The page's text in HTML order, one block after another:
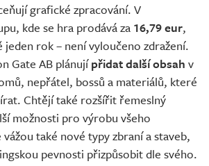
grafické zpracování. V
kde se hra prodává za 16,79 eur,
jeden rok – není vyloučeno zdražení.
Gate AB plánujípřidat další obsah v
nepřátel, bossů a materiálů, které
Chtějí také rozšířit řemeslný
možnosti pro výrobu všeho
také nové typy zbraní a staveb,
pevnosti přizpůsobit dle svého.